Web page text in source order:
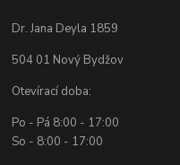
Dr. Jana Deyla 1859
504 01 Nový Bydžov
Otevírací doba:
Po - Pá 8:00 - 17:00
So - 8:00 - 17:00